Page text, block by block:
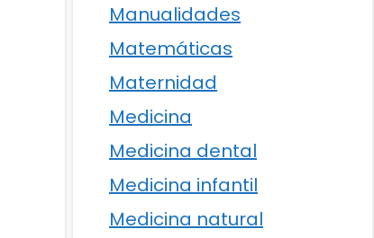
Manualidades
Matemáticas
Maternidad
Medicina
Medicina dental
Medicina infantil
Medicina natural